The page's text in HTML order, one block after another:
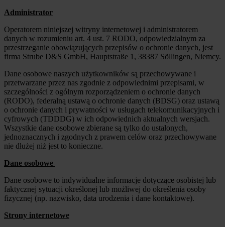
Administrator
Operatorem niniejszej witryny internetowej i administratorem
danych w rozumieniu art. 4 ust. 7 RODO, odpowiedzialnym za
przestrzeganie obowiązujących przepisów o ochronie danych, jest
firma Strube D&S GmbH, Hauptstraße 1, 38387 Söllingen, Niemcy.
Dane osobowe naszych użytkowników są przechowywane i
przetwarzane przez nas zgodnie z odpowiednimi przepisami, w
szczególności z ogólnym rozporządzeniem o ochronie danych
(RODO), federalną ustawą o ochronie danych (BDSG) oraz ustawą
o ochronie danych i prywatności w usługach telekomunikacyjnych i
cyfrowych (TDDDG) w ich odpowiednich aktualnych wersjach.
Wszystkie dane osobowe zbierane są tylko do ustalonych,
jednoznacznych i zgodnych z prawem celów oraz przechowywane
nie dłużej niż jest to konieczne.
Dane osobowe
Dane osobowe to indywidualne informacje dotyczące osobistej lub
faktycznej sytuacji określonej lub możliwej do określenia osoby
fizycznej (np. nazwisko, data urodzenia i dane kontaktowe).
Strony internetowe